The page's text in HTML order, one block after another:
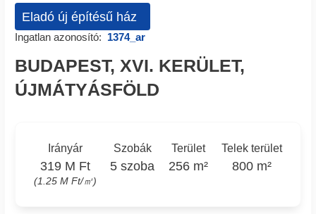
Eladó új építésű ház
Ingatlan azonosító: 1374_ar
BUDAPEST, XVI. KERÜLET,
ÚJMÁTYÁSFÖLD
Irányár
319 M Ft
(1.25 M Ft/㎡)
Szobák
5 szoba
Terület
256 m²
Telek terület
800 m²